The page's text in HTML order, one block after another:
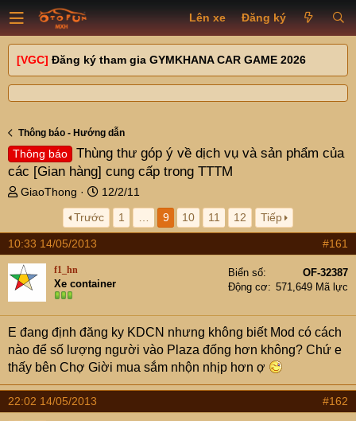
Lên xe Đăng ký
[VGC] Đăng ký tham gia GYMKHANA CAR GAME 2026
Thông báo - Hướng dẫn
Thông báo
Thùng thư góp ý về dịch vụ và sản phẩm của
các [Gian hàng] cung cấp trong TTTM
T
e
a
d
s
r
e
r
GiaoThong
N
g
à
y
i
12/2/11
Trước
1 9 10 11 12 Tiếp
10:33 14/05/2013 #161
f1_hn
Xe container
Biển số
OF-32387
Động cơ
571,649 Mã lực
E đang định đăng ky KDCN nhưng không biết Mod có cách
nào để số lượng người vào Plaza đống hơn không? Chứ e
thấy bên Chợ Giời mua sắm nhộn nhịp hơn ợ
22:02 14/05/2013 #162